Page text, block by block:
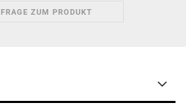
FRAGE ZUM PRODUKT